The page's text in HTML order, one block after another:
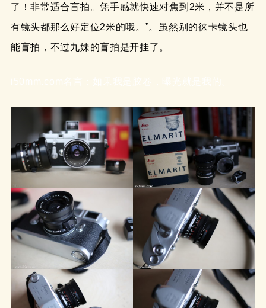
了！非常适合盲拍。凭手感就快速对焦到2米，并不是所
有镜头都那么好定位2米的哦。”。虽然别的徕卡镜头也
能盲拍，不过九妹的盲拍是开挂了。